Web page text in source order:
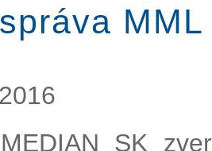
SK